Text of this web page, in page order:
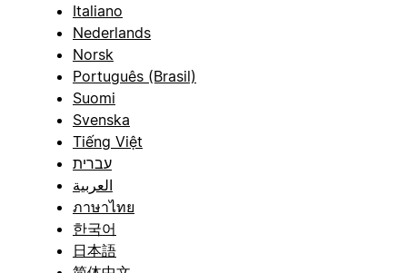
Italiano
Nederlands
Norsk
Português (Brasil)
Suomi
Svenska
Tiếng Việt
עברית
العربية
ภาษาไทย
한국어
日本語